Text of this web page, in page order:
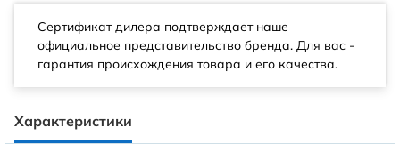
Сертификат дилера подтверждает наше
официальное представительство бренда. Для вас -
гарантия происхождения товара и его качества.
Характеристики